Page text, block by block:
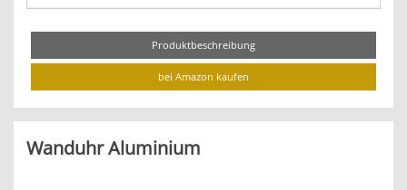
Produktbeschreibung
bei Amazon kaufen
Wanduhr Aluminium